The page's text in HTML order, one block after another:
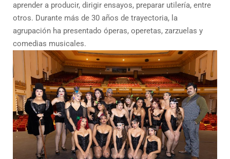
aprender a producir, dirigir ensayos, preparar utilería, entre
otros. Durante más de 30 años de trayectoria, la
agrupación ha presentado óperas, operetas, zarzuelas y
comedias musicales.